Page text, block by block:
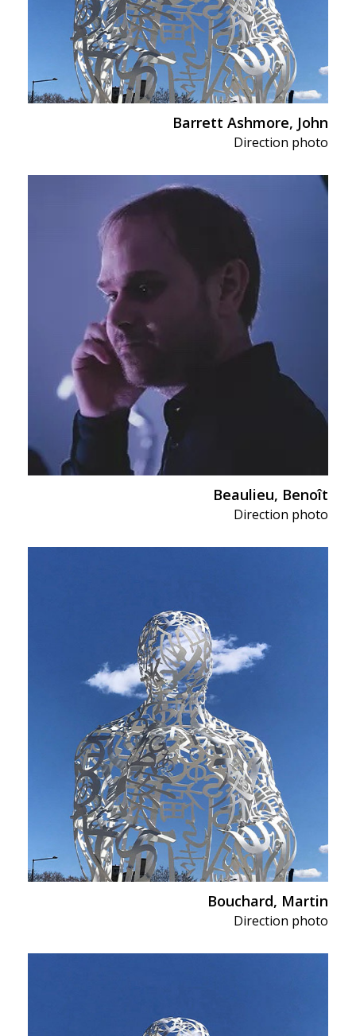
Montage
Production
Réalisation
Barrett Ashmore, John
Direction photo
Beaulieu, Benoît
Direction photo
Bouchard, Martin
Direction photo